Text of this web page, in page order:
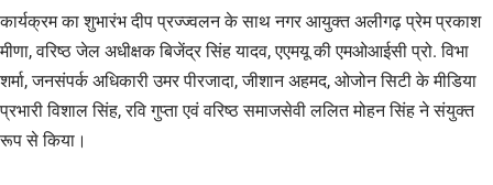
कार्यक्रम का शुभारंभ दीप प्रज्ज्वलन के साथ नगर आयुक्त अलीगढ़ प्रेम प्रकाश
मीणा, वरिष्ठ जेल अधीक्षक बिजेंद्र सिंह यादव, एएमयू की एमओआईसी प्रो. विभा
शर्मा, जनसंपर्क अधिकारी उमर पीरजादा, जीशान अहमद, ओजोन सिटी के मीडिया
प्रभारी विशाल सिंह, रवि गुप्ता एवं वरिष्ठ समाजसेवी ललित मोहन सिंह ने संयुक्त
रूप से किया।